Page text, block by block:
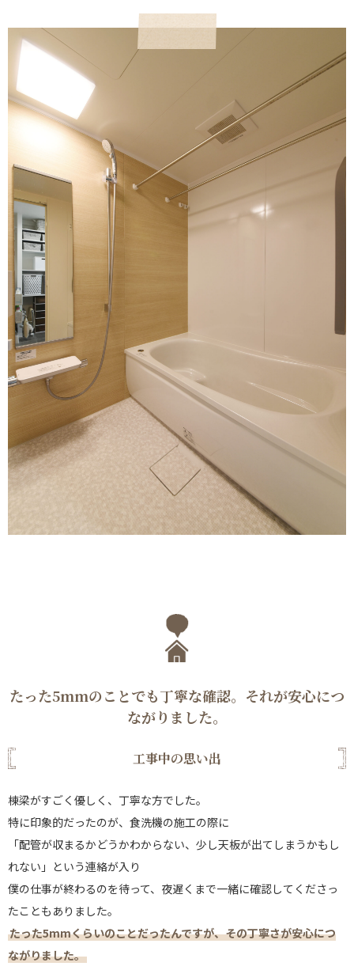
たった5mmのことでも丁寧な確認。それが安心につ
ながりました。
工事中の思い出
棟梁がすごく優しく、丁寧な方でした。
特に印象的だったのが、食洗機の施工の際に
「配管が収まるかどうかわからない、少し天板が出てしまうかもし
れない」という連絡が入り
僕の仕事が終わるのを待って、夜遅くまで一緒に確認してくださっ
たこともありました。
たった5mmくらいのことだったんですが、その丁寧さが安心につ
ながりました。